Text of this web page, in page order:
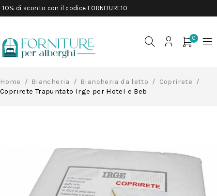
-10% di sconto con il codice FORNITURE10
0
Home / Biancheria / Biancheria da letto / Coprirete /
Coprirete Trapuntato Irge per Hotel e Beb